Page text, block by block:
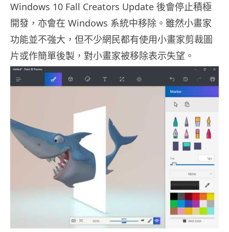
Windows 10 Fall Creators Update 後會停止積極
開發，亦會在 Windows 系統中移除。雖然小畫家
功能並不強大，但不少網民都有使用小畫家剪裁圖
片或作簡單後製，對小畫家被移除表示失望。